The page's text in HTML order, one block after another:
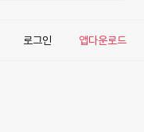
로그인 앱다운로드